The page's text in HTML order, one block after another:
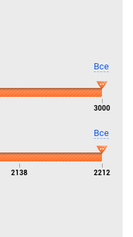
Все
3000
Все
2138 2212